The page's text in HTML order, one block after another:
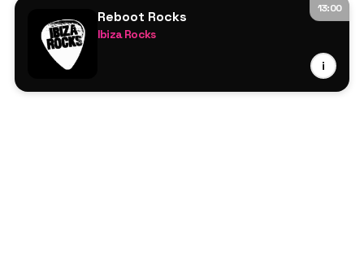
13:00
Reboot Rocks
Ibiza Rocks
i
Marcus O’Laoire